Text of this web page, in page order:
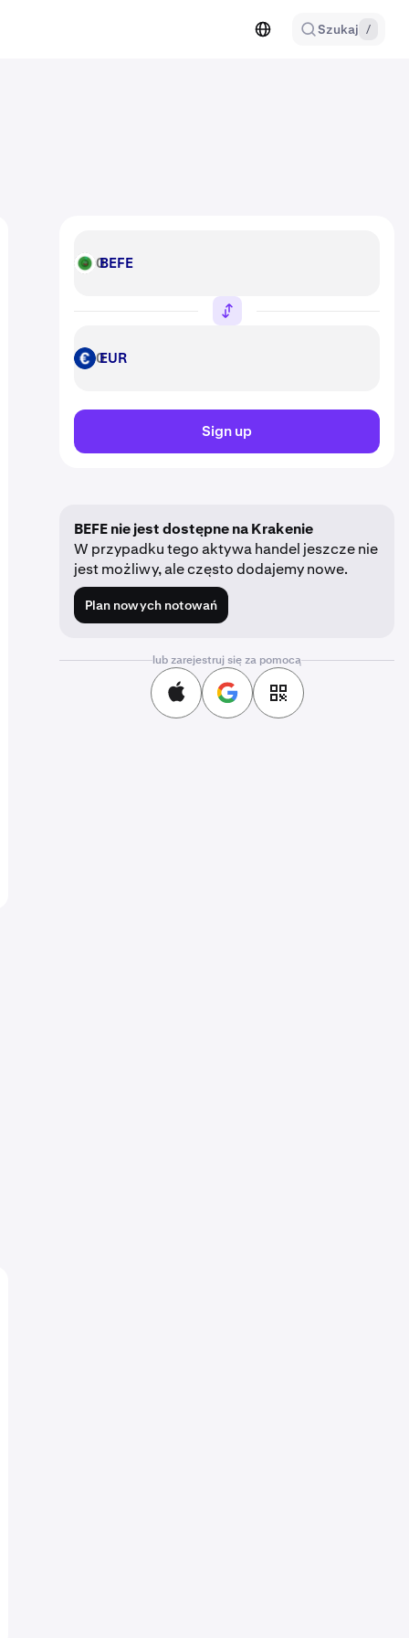
Szukaj /
BEFE BEFE
EUR EUR
Sign up
BEFE nie jest dostępne na Krakenie
W przypadku tego aktywa handel jeszcze nie
jest możliwy, ale często dodajemy nowe.
Plan nowych notowań
lub zarejestruj się za pomocą